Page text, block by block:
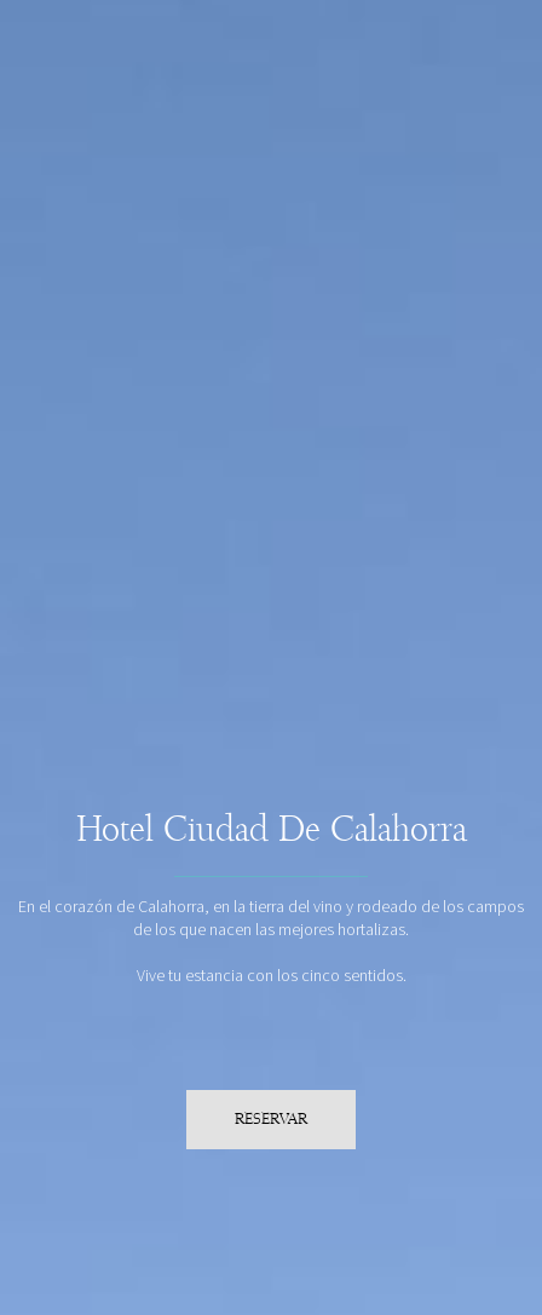
Hotel Ciudad De Calahorra
En el corazón de Calahorra, en la tierra del vino y rodeado de los campos
de los que nacen las mejores hortalizas.
Vive tu estancia con los cinco sentidos.
RESERVAR